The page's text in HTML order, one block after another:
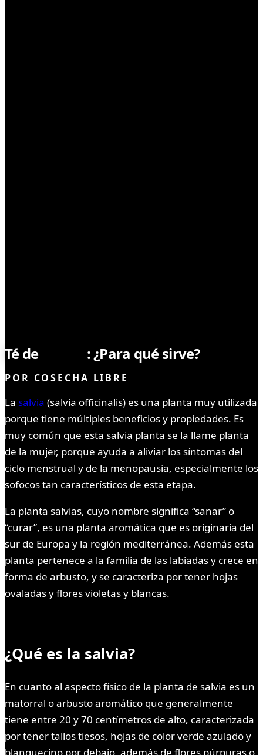
Té de : ¿Para qué sirve?
POR COSECHA LIBRE
La salvia (salvia officinalis) es una planta muy utilizada
porque tiene múltiples beneficios y propiedades. Es
muy común que esta salvia planta se la llame planta
de la mujer, porque ayuda a aliviar los síntomas del
ciclo menstrual y de la menopausia, especialmente los
sofocos tan característicos de esta etapa.
La planta salvias, cuyo nombre significa “sanar” o
“curar”, es una planta aromática que es originaria del
sur de Europa y la región mediterránea. Además esta
planta pertenece a la familia de las labiadas y crece en
forma de arbusto, y se caracteriza por tener hojas
ovaladas y flores violetas y blancas.
¿Qué es la salvia?
En cuanto al aspecto físico de la planta de salvia es un
matorral o arbusto aromático que generalmente
tiene entre 20 y 70 centímetros de alto, caracterizada
por tener tallos tiesos, hojas de color verde azulado y
blanquecino por debajo, además de flores púrpuras o